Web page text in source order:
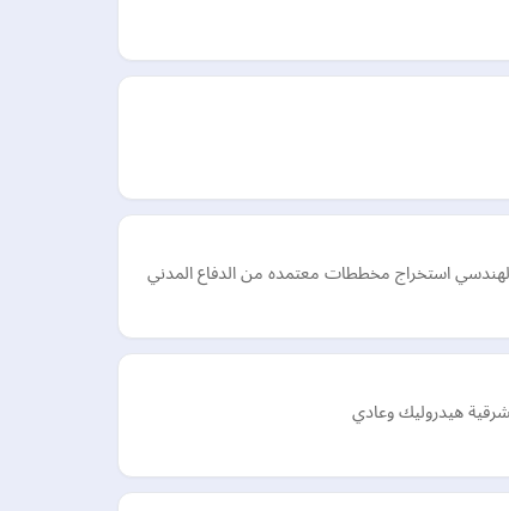
استخراج مخططات معتمده من الدفاع المدني
هيدروليك وعادي